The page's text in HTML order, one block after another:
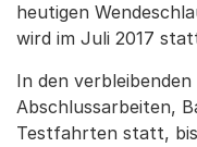
heutigen
wird im Juli 2017
In den
Abschlussarbeiten,
Testfahrten statt,